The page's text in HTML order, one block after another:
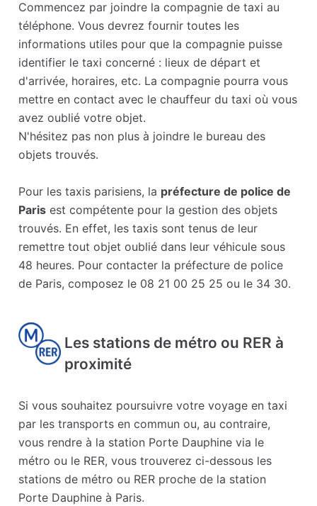
Commencez par joindre la compagnie de taxi au
téléphone. Vous devrez fournir toutes les
informations utiles pour que la compagnie puisse
identifier le taxi concerné : lieux de départ et
d'arrivée, horaires, etc. La compagnie pourra vous
mettre en contact avec le chauffeur du taxi où vous
avez oublié votre objet.
N'hésitez pas non plus à joindre le bureau des
objets trouvés.
Pour les taxis parisiens, la préfecture de police de
Paris est compétente pour la gestion des objets
trouvés. En effet, les taxis sont tenus de leur
remettre tout objet oublié dans leur véhicule sous
48 heures. Pour contacter la préfecture de police
de Paris, composez le 08 21 00 25 25 ou le 34 30.
Les stations de métro ou RER à
proximité
Si vous souhaitez poursuivre votre voyage en taxi
par les transports en commun ou, au contraire,
vous rendre à la station Porte Dauphine via le
métro ou le RER, vous trouverez ci-dessous les
stations de métro ou RER proche de la station
Porte Dauphine à Paris.